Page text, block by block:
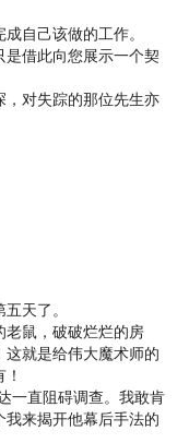
自己该做的工作。
借此向您展示一个契
对失踪的那位先生亦
天了。
鼠，破破烂烂的房
就是给伟大魔术师的
直阻碍调查。我敢肯
我来揭开他幕后手法的